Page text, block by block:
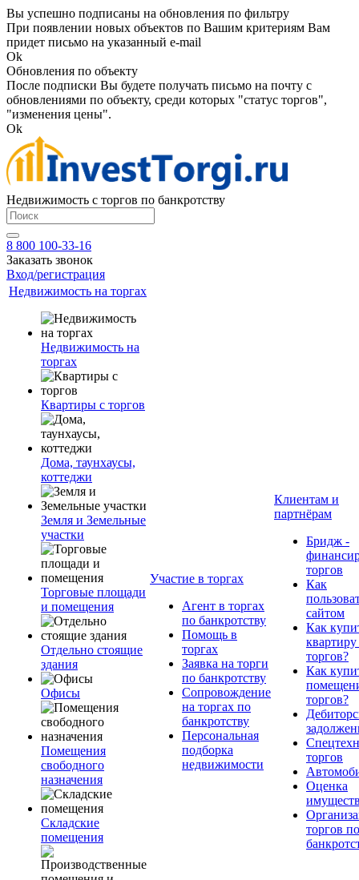
Вы успешно подписаны на обновления по фильтру
При появлении новых объектов по Вашим критериям Вам
придет письмо на указанный e-mail
Ok
Обновления по объекту
После подписки Вы будете получать письмо на почту с
обновлениями по объекту, среди которых "статус торгов",
"изменения цены".
Ok
Недвижимость с торгов по банкротству
8 800 100-33-16
Заказать звонок
Вход/регистрация
Недвижимость на торгах
Недвижимость на
торгах
Квартиры с торгов
Дома, таунхаусы,
коттеджи
Земля и Земельные
участки
Торговые площади
и помещения
Отдельно стоящие
здания
Офисы
Помещения
свободного
назначения
Складские
помещения
Участие в торгах
Агент в торгах
по банкротству
Помощь в
торгах
Заявка на торги
по банкротству
Сопровождение
на торгах по
банкротству
Персональная
подборка
недвижимости
Клиентам и
партнёрам
Бридж -
торгов
Как
сайтом
Как
квартиру
торгов?
Как
торгов?
торгов
Оценка
торгов по